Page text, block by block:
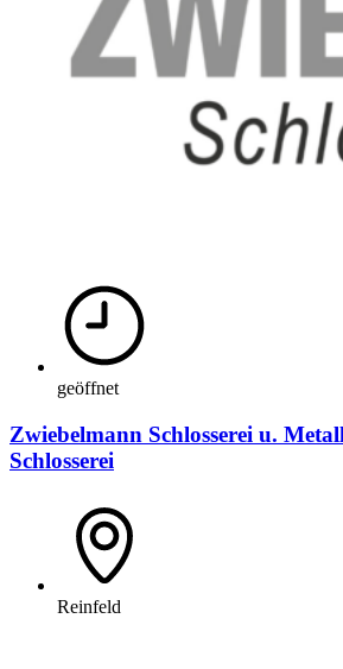
geöffnet
Zwiebelmann Schlosserei u.
Schlosserei
Reinfeld